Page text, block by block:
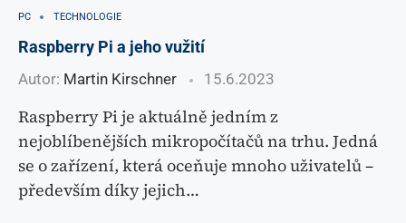
PC TECHNOLOGIE
Raspberry Pi a jeho vužití
Autor: Martin Kirschner 15.6.2023
Raspberry Pi je aktuálně jedním z
nejoblíbenějších mikropočítačů na trhu. Jedná
se o zařízení, která oceňuje mnoho uživatelů –
především díky jejich…